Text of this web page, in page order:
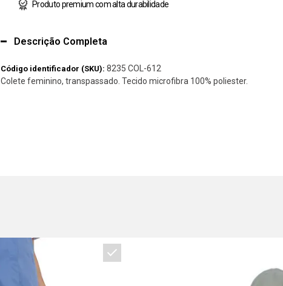
Produto premium com alta durabilidade
Descrição Completa
Código identificador (SKU): 8235 COL-612
Colete feminino, transpassado. Tecido microfibra 100% poliester.